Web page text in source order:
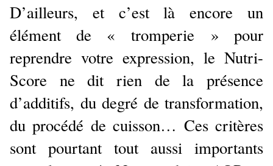
D’ailleurs, et c’est là encore un
élément de « tromperie » pour
reprendre votre expression, le Nutri-
Score ne dit rien de la présence
d’additifs, du degré de transformation,
du procédé de cuisson… Ces critères
sont pourtant tout aussi importants